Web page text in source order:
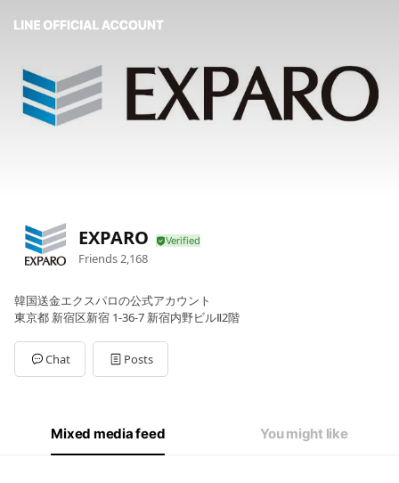
EXPARO
Friends2,168
韓国送金エクスパロの公式アカウント
東京都 新宿区新宿 1-36-7 新宿内野ビルⅡ2階
Chat Posts
Mixed media feed You might like